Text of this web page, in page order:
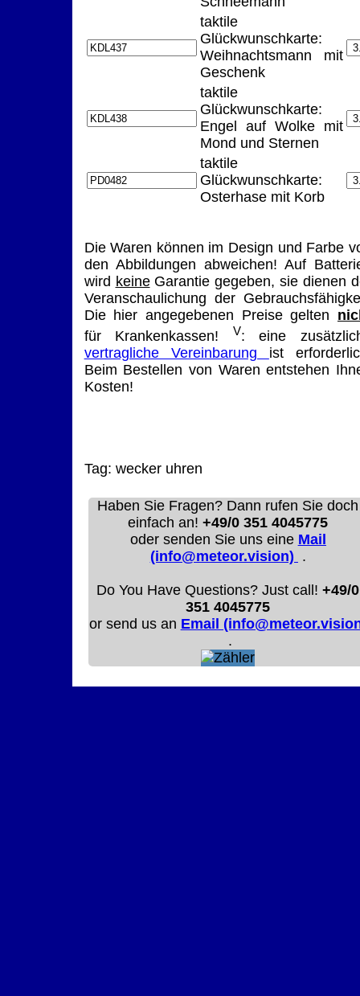
taktile
Glückwunschkarte:
Weihnachtsmann mit
Geschenk
taktile
Glückwunschkarte:
Engel auf Wolke mit
Mond und Sternen
taktile
Glückwunschkarte:
Osterhase mit Korb
Die Waren können im Design und Farbe
den Abbildungen abweichen! Auf
wird keineGarantie gegeben, sie dienen
Veranschaulichung der
Die hier angegebenen Preise gelten
für Krankenkassen!
V: eine
vertragliche Vereinbarung ist
Beim Bestellen von Waren entstehen
Kosten!
Tag: weckeruhren
Haben Sie Fragen? Dann rufen Sie doch
einfach an!+49/0 351 4045775
oder senden Sie uns eine Mail
(info@meteor.vision) .
Do You Have Questions? Just call!+49/0
351 4045775
or send us an Email
.